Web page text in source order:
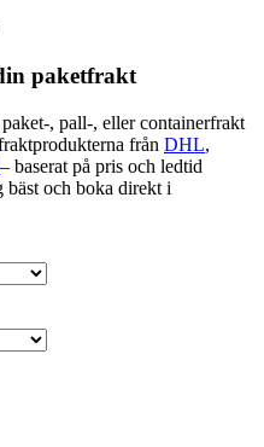
paketfrakt
, pall-, eller containerfrakt
från DHL,
– baserat på pris och ledtid
bäst och boka direkt i